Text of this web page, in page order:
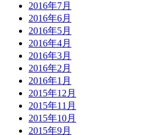
2016年7月
2016年6月
2016年5月
2016年4月
2016年3月
2016年2月
2016年1月
2015年12月
2015年11月
2015年10月
2015年9月